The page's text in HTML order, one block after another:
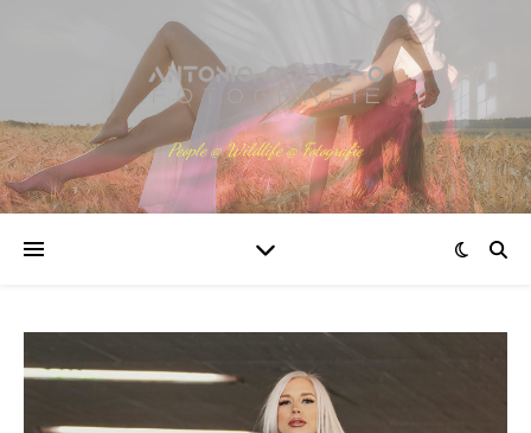
People @ Wildlife @ Fotografie